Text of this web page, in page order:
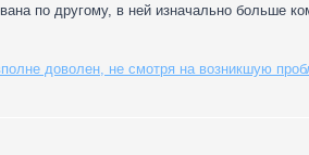
по другому, в ней изначально больше
доволен, не смотря на возникшую